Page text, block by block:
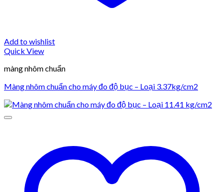
Add to wishlist
Quick View
màng nhôm chuẩn
Màng nhôm chuẩn cho máy đo độ bục – Loại 3.37kg/cm2